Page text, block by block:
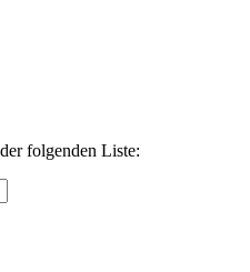
folgenden Liste: